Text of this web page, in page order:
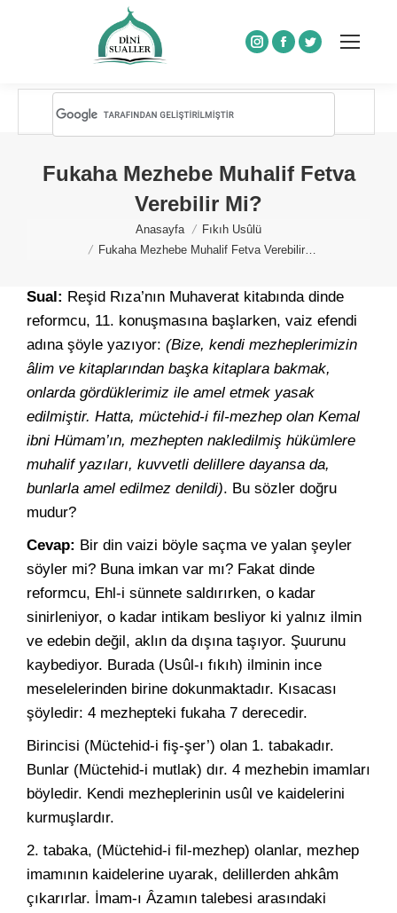
Instagram
Facebook
Twitter
Fukaha Mezhebe Muhalif Fetva
Verebilir Mi?
Anasayfa
Fıkıh Usûlü
Fukaha Mezhebe Muhalif Fetva Verebilir…
Sual: Reşid Rıza’nın Muhaverat kitabında dinde
reformcu, 11. konuşmasına başlarken, vaiz efendi
adına şöyle yazıyor: (Bize, kendi mezheplerimizin
âlim ve kitaplarından başka kitaplara bakmak,
onlarda gördüklerimiz ile amel etmek yasak
edilmiştir. Hatta, müctehid-i fil-mezhep olan Kemal
ibni Hümam’ın, mezhepten nakledilmiş hükümlere
muhalif yazıları, kuvvetli delillere dayansa da,
bunlarla amel edilmez denildi). Bu sözler doğru
mudur?
Cevap: Bir din vaizi böyle saçma ve yalan şeyler
söyler mi? Buna imkan var mı? Fakat dinde
reformcu, Ehl-i sünnete saldırırken, o kadar
sinirleniyor, o kadar intikam besliyor ki yalnız ilmin
ve edebin değil, aklın da dışına taşıyor. Şuurunu
kaybediyor. Burada (Usûl-ı fıkıh) ilminin ince
meselelerinden birine dokunmaktadır. Kısacası
şöyledir: 4 mezhepteki fukaha 7 derecedir.
Birincisi (Müctehid-i fiş-şer’) olan 1. tabakadır.
Bunlar (Müctehid-i mutlak) dır. 4 mezhebin imamları
böyledir. Kendi mezheplerinin usûl ve kaidelerini
kurmuşlardır.
2. tabaka, (Müctehid-i fil-mezhep) olanlar, mezhep
imamının kaidelerine uyarak, delillerden ahkâm
çıkarırlar. İmam-ı Âzamın talebesi arasındaki